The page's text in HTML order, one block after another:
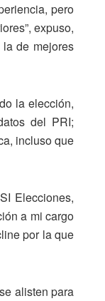
pero
expuso,
de mejores
la elección,
del PRI;
incluso que
Elecciones,
a mi cargo
por la que
alisten para